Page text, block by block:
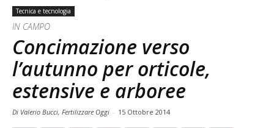
Tecnica e tecnologia
IN CAMPO
Concimazione verso
l’autunno per orticole,
estensive e arboree
Di Valerio Bucci, Fertilizzare Oggi - 15 Ottobre 2014